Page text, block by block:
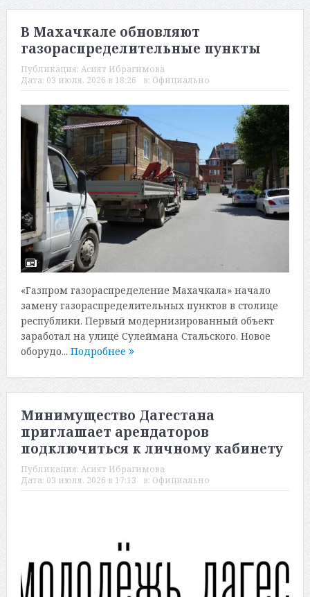
В Махачкале обновляют
газораспределительные пункты
Публикация: Асият Ибрагимова
Дата: 03 июля, 2026 в 18:26 в: Официально
«Газпром газораспределение Махачкала» начало
замену газораспределительных пунктов в столице
республики. Первый модернизированный объект
заработал на улице Сулеймана Стальского. Новое
оборудо... Подробнее
Минимущество Дагестана
приглашает арендаторов
подключиться к личному кабинету
Публикация: Асият Ибрагимова
Дата: 03 июля, 2026 в 17:13 в: Официально